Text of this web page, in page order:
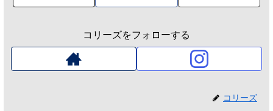
コリーズをフォローする
コリーズ